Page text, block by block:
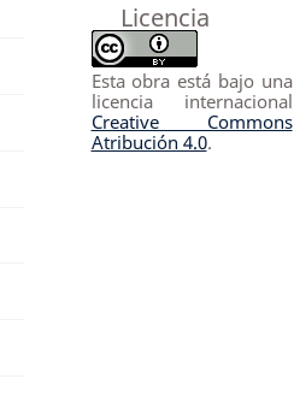
Licencia
Esta obra está bajo una
licencia internacional
Creative Commons
Atribución 4.0.